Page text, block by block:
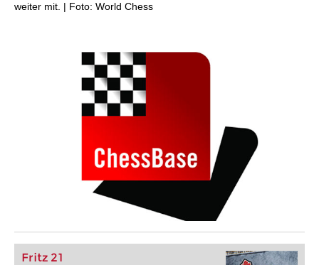
weiter mit. | Foto: World Chess
Fritz 21